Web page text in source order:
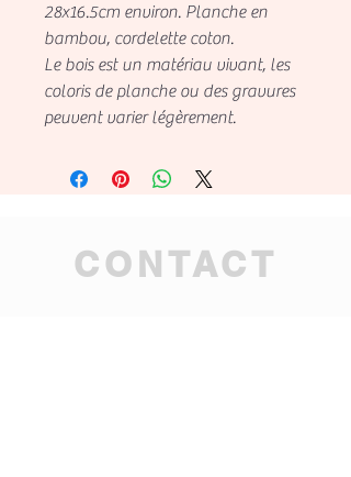
28x16.5cm environ. Planche en
bambou, cordelette coton.
Le bois est un matériau vivant, les
coloris de planche ou des gravures
peuvent varier légèrement.
CONTACT